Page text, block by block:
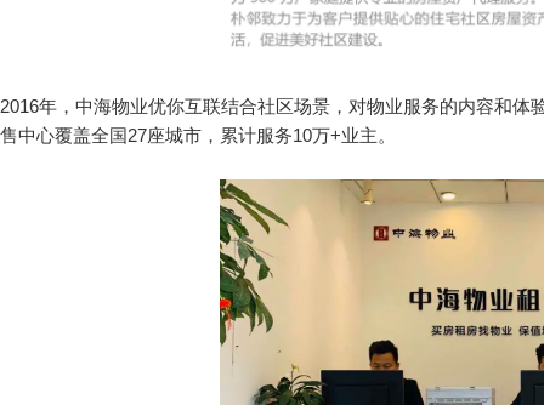
2016年，中海物业优你互联结合社区场景，对物业服务的内容和体
售中心覆盖全国27座城市，累计服务10万+业主。